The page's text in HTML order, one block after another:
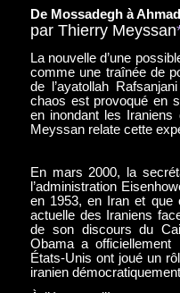
De Mossadegh à
par Thierry Meyssan
La nouvelle d’une
comme une traînée de
de l’ayatollah
chaos est provoqué en
en inondant les
Meyssan relate cette
En mars 2000, la
l’administration
en 1953, en Iran et que
actuelle des Iraniens
de son discours du
Obama a officiellement
États-Unis ont joué un
iranien